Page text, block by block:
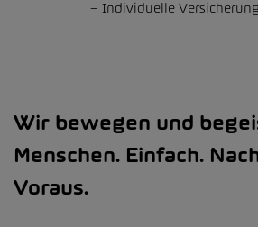
Individuelle
Wir bewegen und
Menschen. Einfach.
Voraus.